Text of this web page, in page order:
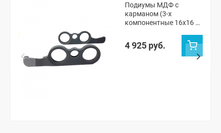
Подиумы МДФ с
карманом (3-х
компонентные 16x16 x
avto" ВАЗ 2101, 2105-07,
Нива ЧПУ (без
4 925 руб.